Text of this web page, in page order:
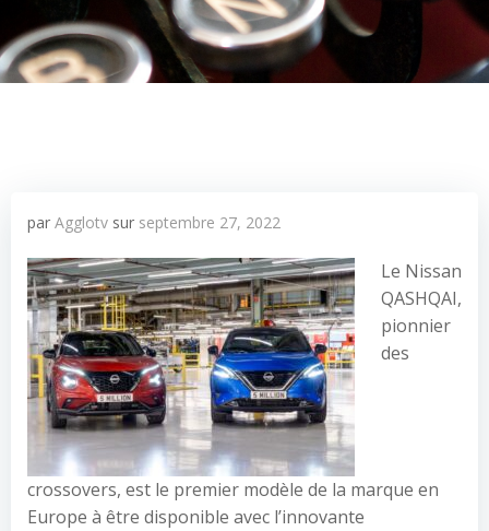
par Agglotv sur septembre 27, 2022
Le Nissan
QASHQAI,
pionnier
des
crossovers, est le premier modèle de la marque en
Europe à être disponible avec l’innovante